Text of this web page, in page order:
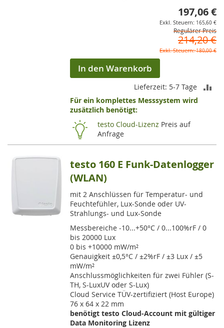
197,06 €
165,60 €
Regulärer Preis
214,20 €
180,00 €
In den Warenkorb
Lieferzeit: 5-7 Tage
Für ein komplettes Messsystem wird
zusätzlich benötigt:
testo Cloud-Lizenz Preis auf
Anfrage
testo 160 E Funk-Datenlogger
(WLAN)
mit 2 Anschlüssen für Temperatur- und
Feuchtefühler, Lux-Sonde oder UV-
Strahlungs- und Lux-Sonde
Messbereiche -10...+50°C / 0...100%rF / 0
bis 20000 Lux
0 bis +10000 mW/m²
Genauigkeit ±0,5°C / ±2%rF / ±3 Lux / ±5
mW/m²
Anschlussmöglichkeiten für zwei Fühler (S-
TH, S-LuxUV oder S-Lux)
Cloud Service TÜV-zertifiziert (Host Europe)
76 x 64 x 22 mm
benötigt testo Cloud-Account mit gültiger
Data Monitoring Lizenz